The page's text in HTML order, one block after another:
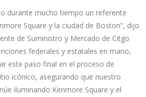
durante mucho tiempo un referente
Square y la ciudad de Boston”, dijo
de Suministro y Mercado de Citgo
federales y estatales en mano,
este paso final en el proceso de
icónico, asegurando que nuestro
iluminando Kenmore Square y el